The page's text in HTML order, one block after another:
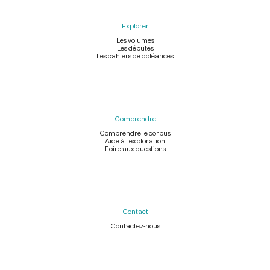
Explorer
Les volumes
Les députés
Les cahiers de doléances
Comprendre
Comprendre le corpus
Aide à l'exploration
Foire aux questions
Contact
Contactez-nous